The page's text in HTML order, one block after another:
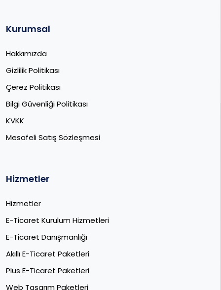
Kurumsal
Hakkımızda
Gizlilik Politikası
Çerez Politikası
Bilgi Güvenliği Politikası
KVKK
Mesafeli Satış Sözleşmesi
Hizmetler
Hizmetler
E-Ticaret Kurulum Hizmetleri
E-Ticaret Danışmanlığı
Akıllı E-Ticaret Paketleri
Plus E-Ticaret Paketleri
Web Tasarım Paketleri